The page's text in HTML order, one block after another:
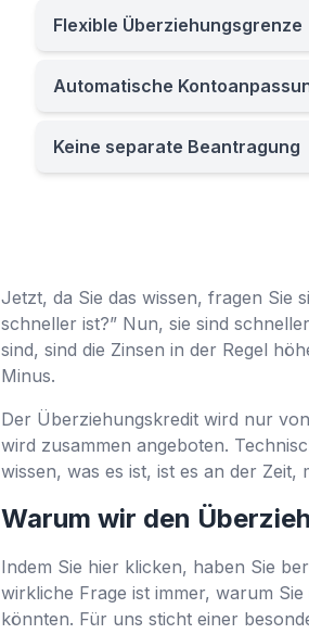
Flexible Überziehungsgrenze
Automatische
Keine separate Beantragung
Jetzt, da Sie das wissen, fragen Sie
schneller ist?” Nun, sie sind
sind, sind die Zinsen in der Regel
Minus.
Der Überziehungskredit wird nur
wird zusammen angeboten.
wissen, was es ist, ist es an der
Warum wir den
Indem Sie hier klicken, haben Sie
wirkliche Frage ist immer, warum
könnten. Für uns sticht einer